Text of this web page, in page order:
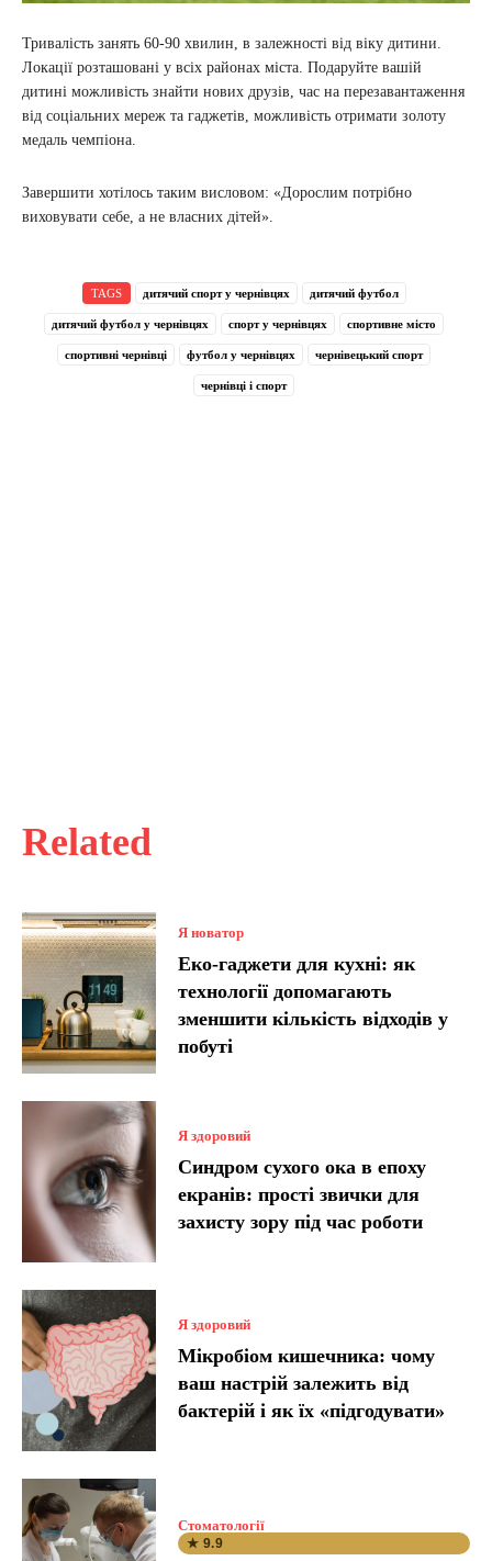
Related
Я новатор
Еко-гаджети для кухні: як
технології допомагають
зменшити кількість відходів у
побуті
Я здоровий
Синдром сухого ока в епоху
екранів: прості звички для
захисту зору під час роботи
Я здоровий
Мікробіом кишечника: чому
ваш настрій залежить від
бактерій і як їх «підгодувати»
Стоматології
★ 9.9
Тривалість занять 60-90 хвилин, в залежності від віку дитини.
Локації розташовані у всіх районах міста. Подаруйте вашій
дитині можливість знайти нових друзів, час на перезавантаження
від соціальних мереж та гаджетів, можливість отримати золоту
медаль чемпіона.
Завершити хотілось таким висловом: «Дорослим потрібно
виховувати себе, а не власних дітей».
TAGS дитячий спорт у чернівцях дитячий футбол
дитячий футбол у чернівцях спорт у чернівцях спортивне місто
спортивні чернівці футбол у чернівцях чернівецький спорт
чернівці і спорт